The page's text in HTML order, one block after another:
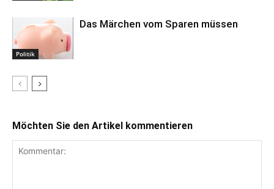
Politik
Das Märchen vom Sparen müssen
Möchten Sie den Artikel kommentieren